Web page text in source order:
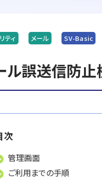
ティ メール SV-Basic
ル誤送信防止
次
管理画面
ご利用までの手順